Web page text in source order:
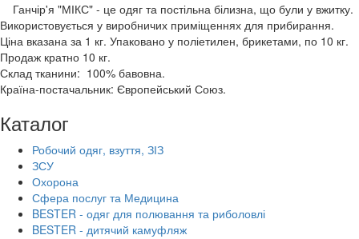
Ганчір'я "МІКС" - це одяг та постільна білизна, що були у вжитку.
Використовується у виробничих приміщеннях для прибирання.
Ціна вказана за 1 кг. Упаковано у поліетилен, брикетами, по 10 кг.
Продаж кратно 10 кг.
Склад тканини: 100% бавовна.
Країна-постачальник: Європейський Союз.
Каталог
Робочий одяг, взуття, ЗІЗ
ЗСУ
Охорона
Сфера послуг та Медицина
BESTER - одяг для полювання та риболовлі
BESTER - дитячий камуфляж